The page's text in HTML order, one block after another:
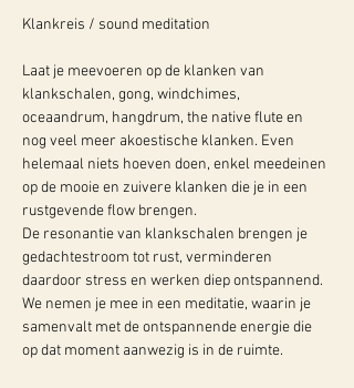
Klankreis / sound meditation
Laat je meevoeren op de klanken van
klankschalen, gong, windchimes,
oceaandrum, hangdrum, the native flute en
nog veel meer akoestische klanken. Even
helemaal niets hoeven doen, enkel meedeinen
op de mooie en zuivere klanken die je in een
rustgevende flow brengen.
De resonantie van klankschalen brengen je
gedachtestroom tot rust, verminderen
daardoor stress en werken diep ontspannend.
We nemen je mee in een meditatie, waarin je
samenvalt met de ontspannende energie die
op dat moment aanwezig is in de ruimte.